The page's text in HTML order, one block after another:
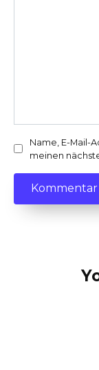
Name, E-Mail-
meinen